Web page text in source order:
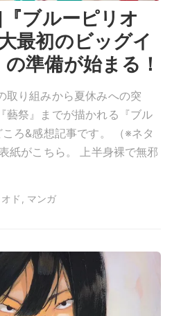
ブルーピリオ
最初のビッグイ
準備が始まる！
取り組みから夏休みへの突
藝祭』までが描かれる『ブル
ろ&感想記事です。 （※ネタ
紙がこちら。 上半身裸で無邪
ド, マンガ